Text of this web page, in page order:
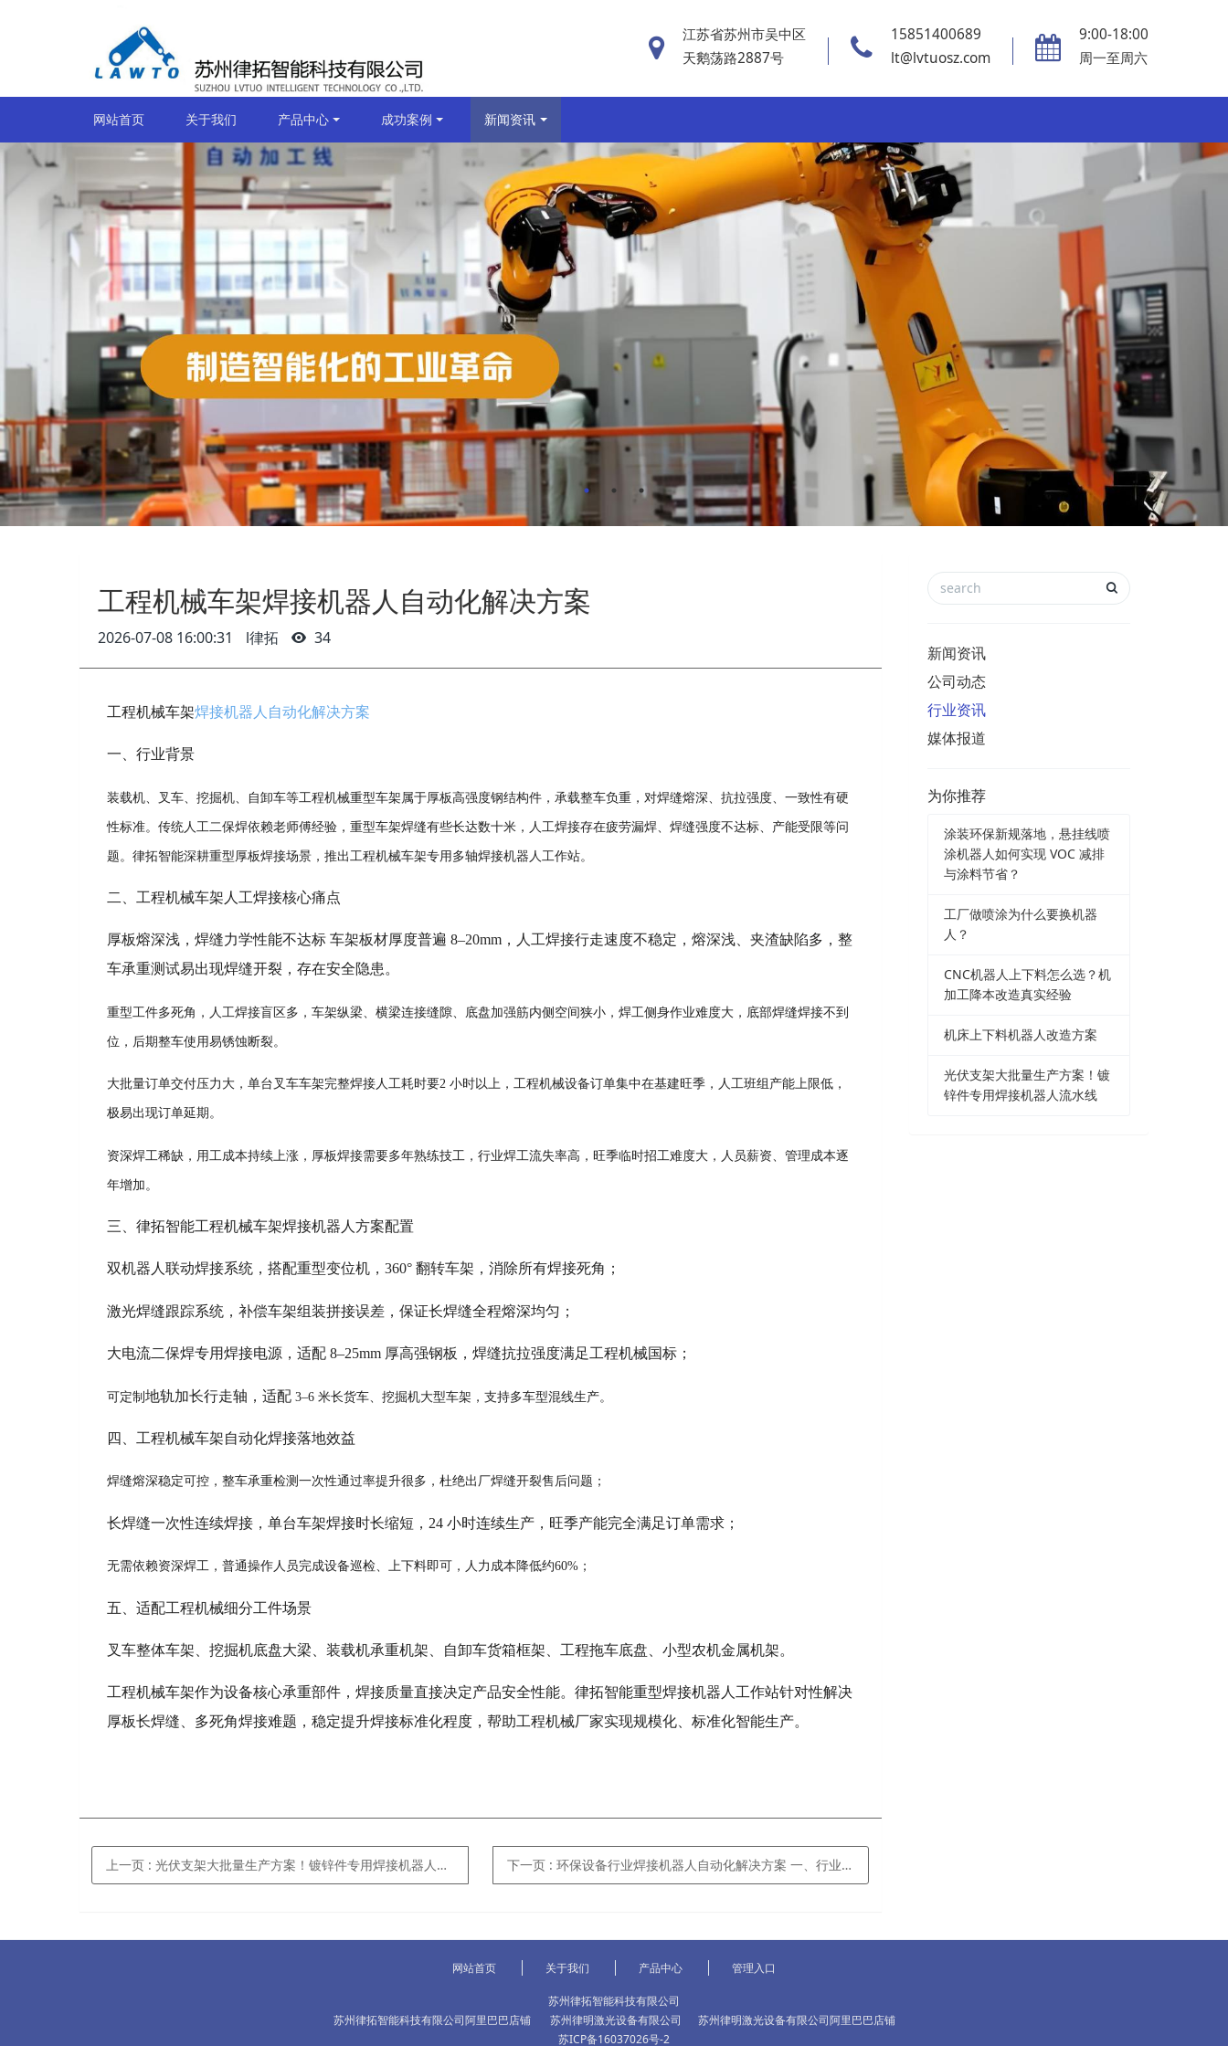
江苏省苏州市吴中区
天鹅荡路2887号
15851400689
lt@lvtuosz.com
9:00-18:00
周一至周六
网站首页 关于我们 产品中心 成功案例 新闻资讯
工程机械车架焊接机器人自动化解决方案
2026-07-08 16:00:31 l律拓 34
工程机械车架焊接机器人自动化解决方案
一、行业背景
装载机、叉车、挖掘机、自卸车等工程机械重型车架属于厚板高强度钢结构件，承载整车负重，对焊缝熔深、抗拉强度、一致性有硬
性标准。传统人工二保焊依赖老师傅经验，重型车架焊缝有些长达数十米，人工焊接存在疲劳漏焊、焊缝强度不达标、产能受限等问
题。律拓智能深耕重型厚板焊接场景，推出工程机械车架专用多轴焊接机器人工作站。
二、工程机械车架人工焊接核心痛点
厚板熔深浅，焊缝力学性能不达标 车架板材厚度普遍 8–20mm，人工焊接行走速度不稳定，熔深浅、夹渣缺陷多，整
车承重测试易出现焊缝开裂，存在安全隐患。
重型工件多死角，人工焊接盲区多，车架纵梁、横梁连接缝隙、底盘加强筋内侧空间狭小，焊工侧身作业难度大，底部焊缝焊接不到
位，后期整车使用易锈蚀断裂。
大批量订单交付压力大，单台叉车车架完整焊接人工耗时要2 小时以上，工程机械设备订单集中在基建旺季，人工班组产能上限低，
极易出现订单延期。
资深焊工稀缺，用工成本持续上涨，厚板焊接需要多年熟练技工，行业焊工流失率高，旺季临时招工难度大，人员薪资、管理成本逐
年增加。
三、律拓智能工程机械车架焊接机器人方案配置
双机器人联动焊接系统，搭配重型变位机，360° 翻转车架，消除所有焊接死角；
激光焊缝跟踪系统，补偿车架组装拼接误差，保证长焊缝全程熔深均匀；
大电流二保焊专用焊接电源，适配 8–25mm 厚高强钢板，焊缝抗拉强度满足工程机械国标；
可定制 地轨加长行走轴，适配 3–6 米长货车、挖掘机大型车架，支持多车型混线生产。
四、工程机械车架自动化焊接落地效益
焊缝熔深稳定可控，整车承重检测一次性通过率提升很多，杜绝出厂焊缝开裂售后问题；
长焊缝一次性连续焊接，单台车架焊接时长缩短，24 小时连续生产，旺季产能完全满足订单需求；
无需依赖资深焊工，普通操作人员完成设备巡检、上下料即可，人力成本降低约60%；
五、适配工程机械细分工件场景
叉车整体车架、挖掘机底盘大梁、装载机承重机架、自卸车货箱框架、工程拖车底盘、小型农机金属机架。
工程机械车架作为设备核心承重部件，焊接质量直接决定产品安全性能。律拓智能重型焊接机器人工作站针对性解决
厚板长焊缝、多死角焊接难题，稳定提升焊接标准化程度，帮助工程机械厂家实现规模化、标准化智能生产。
上一页 : 光伏支架大批量生产方案！镀锌件专用焊接机器人流水线 下一页 : 环保设备行业焊接机器人自动化解决方案 一、行业背景 随着国内废气处理、污水处理设备环保标准持续收紧，环保设备主流采用 304/316 不锈钢板材制作，风管、不锈钢水箱、除尘机架、滤筒框架工件多为薄板异形件。传统人工氩弧焊极易出现薄板变形、焊缝发黑、漏焊渗水等问题，同时不锈钢焊接岗位招工难、人工成本逐年上涨，大量环保设备加工厂开始落地焊接机器人自动化工作站。律拓智能针对环保设备工件特性，定制专用焊接
新闻资讯
公司动态
行业资讯
媒体报道
为你推荐
涂装环保新规落地，悬挂线喷
涂机器人如何实现 VOC 减排
与涂料节省？
工厂做喷涂为什么要换机器
人？
CNC机器人上下料怎么选？机
加工降本改造真实经验
机床上下料机器人改造方案
光伏支架大批量生产方案！镀
锌件专用焊接机器人流水线
网站首页 关于我们 产品中心 管理入口
苏州律拓智能科技有限公司
苏州律拓智能科技有限公司阿里巴巴店铺
苏州律明激光设备有限公司
苏州律明激光设备有限公司阿里巴巴店铺
苏ICP备16037026号-2